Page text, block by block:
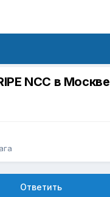
NCC в Москве
Ответить